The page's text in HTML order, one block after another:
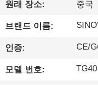
품
VR
원래 장소: 중국
브랜드 이름:
인증: CE/
모델 번호: TG40